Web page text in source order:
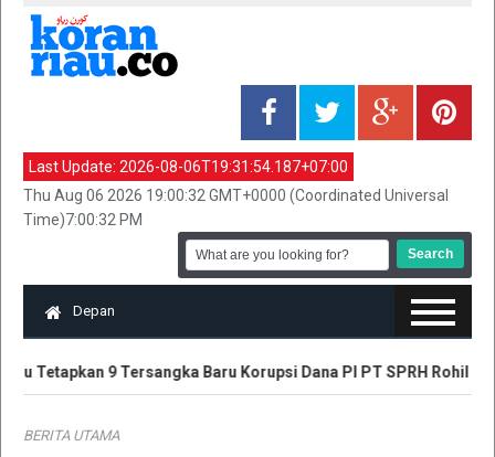
Last Update: 2026-08-06T19:31:54.187+07:00
Thu Aug 06 2026 19:00:32 GMT+0000 (Coordinated Universal
Time)7:00:32 PM
Depan
Tetapkan 9 Tersangka Baru Korupsi Dana PI PT SPRH Rohil
BERITA UTAMA